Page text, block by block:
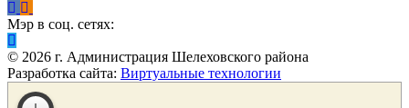
Мэр в соц. сетях:
© 2026 г. Администрация Шелеховского района
Разработка сайта: Виртуальные технологии